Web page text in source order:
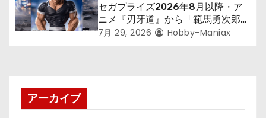
セガプライズ2026年8月以降・ア
ニメ『刃牙道』から「範馬勇次郎」
が登場ッッ!!
7月 29, 2026 Hobby-Maniax
アーカイブ